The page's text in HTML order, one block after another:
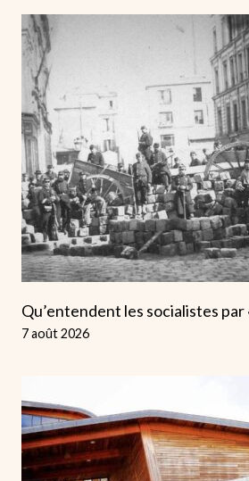
Qu’entendent les socialistes par
7 août 2026